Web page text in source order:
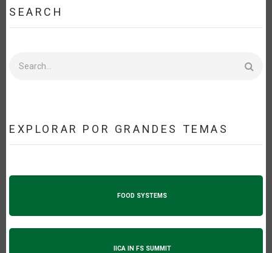
SEARCH
EXPLORAR POR GRANDES TEMAS
FOOD SYSTEMS
IICA IN FS SUMMIT